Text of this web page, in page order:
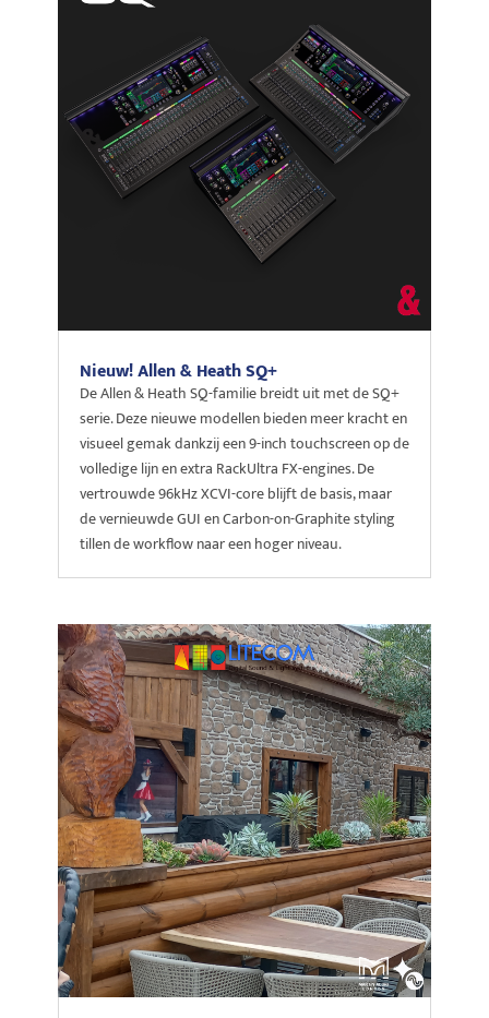
Nieuw! Allen & Heath SQ+
De Allen & Heath SQ-familie breidt uit met de SQ+
serie. Deze nieuwe modellen bieden meer kracht en
visueel gemak dankzij een 9-inch touchscreen op de
volledige lijn en extra RackUltra FX-engines. De
vertrouwde 96kHz XCVI-core blijft de basis, maar
de vernieuwde GUI en Carbon-on-Graphite styling
tillen de workflow naar een hoger niveau.